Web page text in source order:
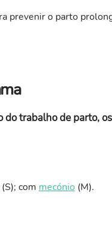
prevenir o parto
trabalho de parto,
com mecónio (M).